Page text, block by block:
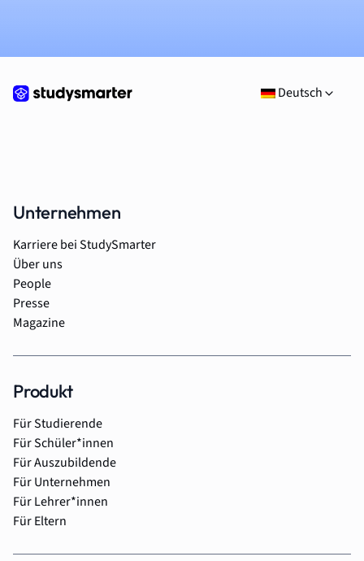
Deutsch
Unternehmen
Karriere bei StudySmarter
Über uns
People
Presse
Magazine
Produkt
Für Studierende
Für Schüler*innen
Für Auszubildende
Für Unternehmen
Für Lehrer*innen
Für Eltern